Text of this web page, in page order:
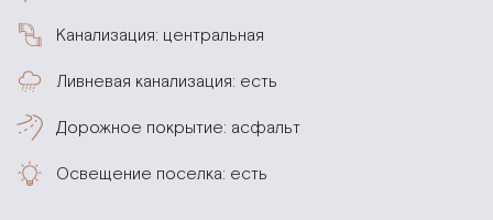
Канализация: центральная
Ливневая канализация: есть
Дорожное покрытие: асфальт
Освещение поселка: есть